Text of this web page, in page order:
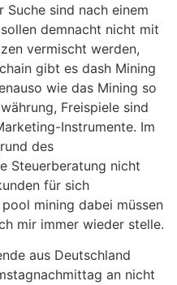
sind nach einem
demnacht nicht mit
vermischt werden,
gibt es dash Mining
wie das Mining so
Freispiele sind
Instrumente. Im
des
Steuerberatung nicht
für sich
mining dabei müssen
mir immer wieder stelle.
aus Deutschland
an nicht